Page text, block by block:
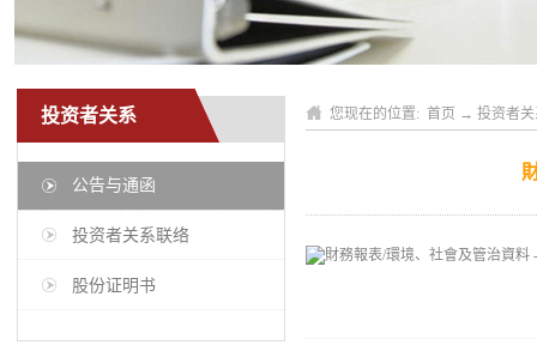
投资者关系
公告与通函
投资者关系联络
股份证明书
您现在的位置: 首页 → 投资者